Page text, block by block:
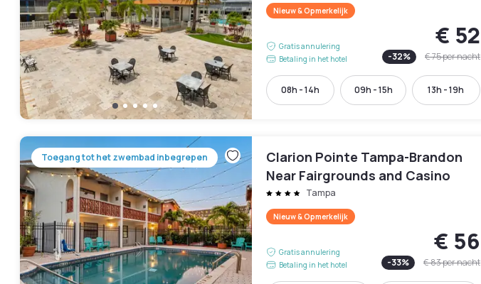
Nieuw & Opmerkelijk
Gratis annulering
Betaling in het hotel
€ 52
-32% € 75per nacht
08h - 14h 09h - 15h 13h - 19h
Toegang tot het zwembad inbegrepen
Clarion Pointe Tampa-Brandon
Near Fairgrounds and Casino
Tampa
Nieuw & Opmerkelijk
Gratis annulering
Betaling in het hotel
€ 56
-33% € 83per nacht